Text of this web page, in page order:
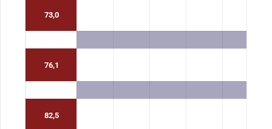
73,0
76,1
82,5